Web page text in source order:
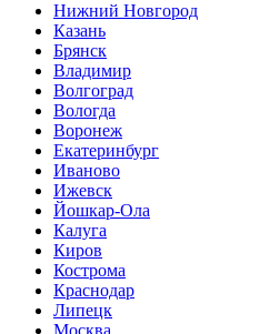
Нижний Нoвгород
Казань
Брянск
Владимир
Волгоград
Вологда
Воронеж
Екатеринбург
Иваново
Ижевск
Йошкар-Ола
Калуга
Киров
Кострома
Краснодар
Липецк